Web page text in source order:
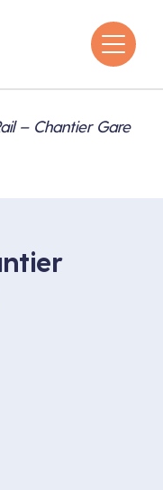
– Chantier Gare